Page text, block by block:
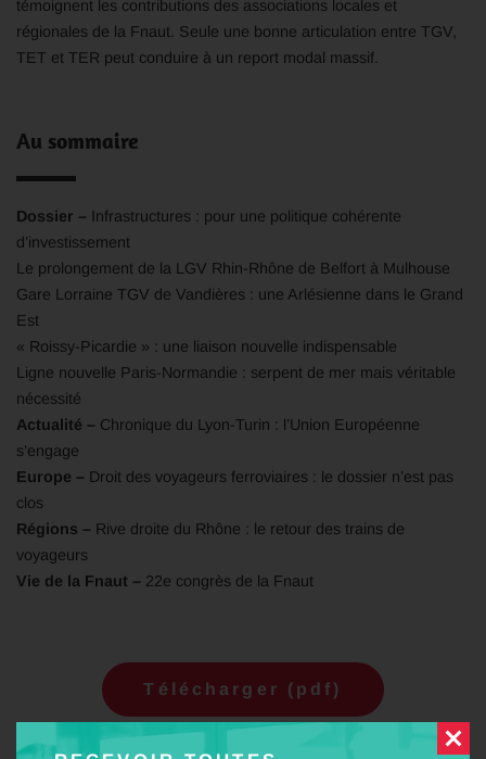
témoignent les contributions des associations locales et
régionales de la Fnaut. Seule une bonne articulation entre TGV,
TET et TER peut conduire à un report modal massif.
Au sommaire
Dossier – Infrastructures : pour une politique cohérente
d’investissement
Le prolongement de la LGV Rhin-Rhône de Belfort à Mulhouse
Gare Lorraine TGV de Vandières : une Arlésienne dans le Grand
Est
« Roissy-Picardie » : une liaison nouvelle indispensable
Ligne nouvelle Paris-Normandie : serpent de mer mais véritable
nécessité
Actualité – Chronique du Lyon-Turin : l’Union Européenne
s’engage
Europe – Droit des voyageurs ferroviaires : le dossier n’est pas
clos
Régions – Rive droite du Rhône : le retour des trains de
voyageurs
Vie de la Fnaut – 22e congrès de la Fnaut
Télécharger (pdf)